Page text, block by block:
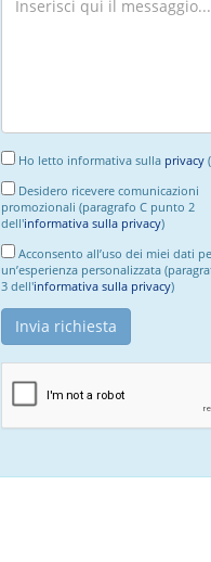
Ho letto informativa sulla privacy
Desidero ricevere comunicazioni
promozionali (paragrafo C punto 2
dell'informativa sulla privacy)
Acconsento all’uso dei miei dati
un’esperienza personalizzata
3 dell'informativa sulla privacy)